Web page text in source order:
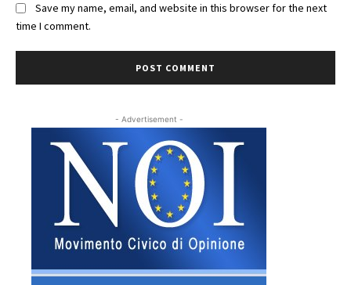
Save my name, email, and website in this browser for the next
time I comment.
- Advertisement -